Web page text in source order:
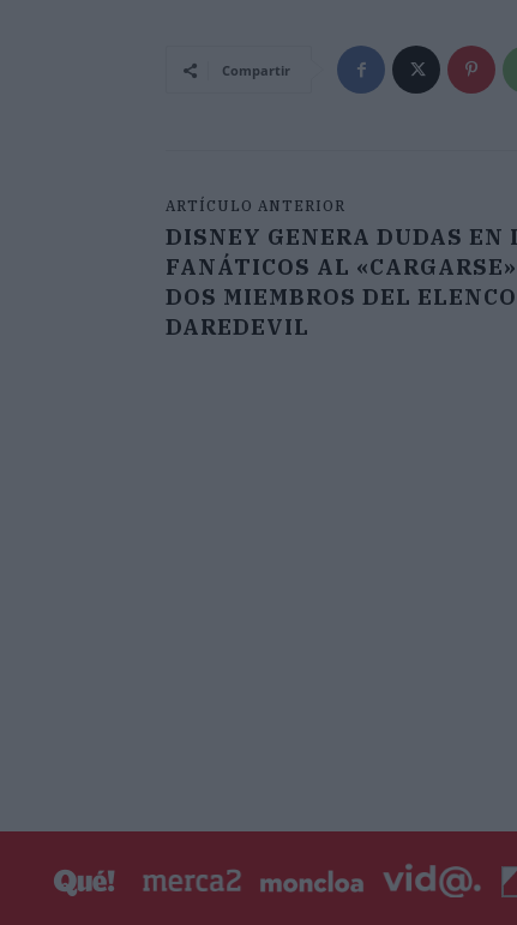
Compartir
ARTÍCULO ANTERIOR
DISNEY GENERA DUDAS EN
FANÁTICOS AL «CARGARSE»
DOS MIEMBROS DEL
DAREDEVIL